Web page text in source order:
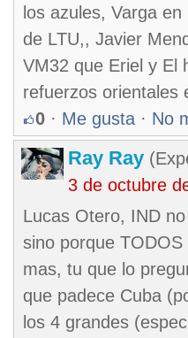
los azules, Varga
de LTU,, Javier
VM32 que Eriel y El
refuerzos orientales
0 · Me gusta · No
Ray Ray
3 de octubre
Lucas Otero, IND
sino porque
mas, tu que lo
que padece Cuba
los 4 grandes